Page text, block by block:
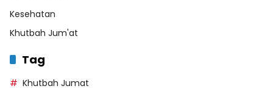
Kesehatan
Khutbah Jum'at
Tag
Khutbah Jumat